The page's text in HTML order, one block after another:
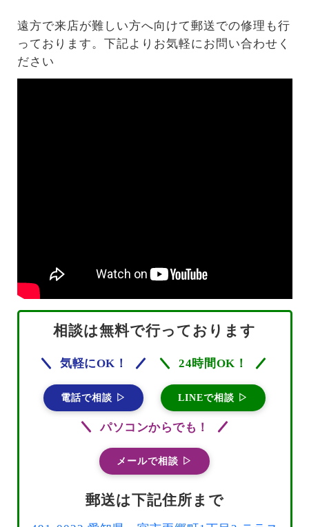
遠方で来店が難しい方へ向けて郵送での修理も行
っております。下記よりお気軽にお問い合わせく
ださい
相談は無料で行っております
気軽にOK！
電話で相談 ▷
24時間OK！
LINEで相談 ▷
パソコンからでも！
メールで相談 ▷
郵送は下記住所まで